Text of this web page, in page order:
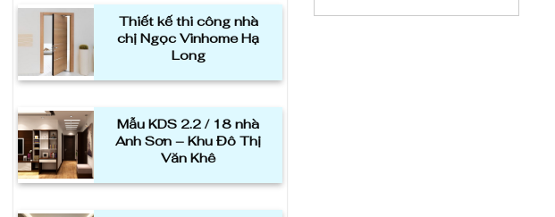
Thiết kế thi công nhà
chị Ngọc Vinhome Hạ
Long
Mẫu KDS 2.2 / 18 nhà
Anh Sơn – Khu Đô Thị
Văn Khê